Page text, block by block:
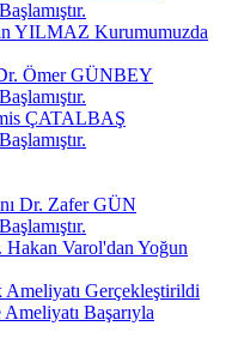
YILMAZ Kurumumuzda
Ömer GÜNBEY
ÇATALBAŞ
Dr. Zafer GÜN
Varol'dan Yoğun
Ameliyatı Gerçekleştirildi
Başarıyla